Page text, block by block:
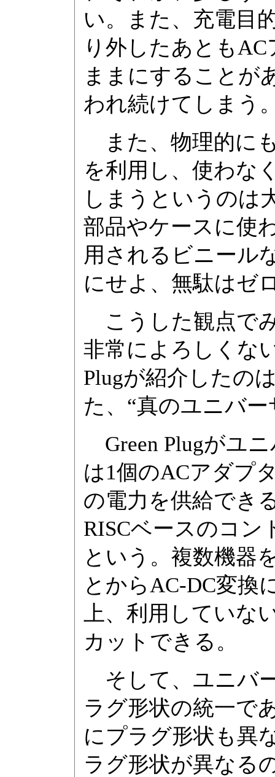
い。また、充電目
り外したあとも
ままにすることが
われ続けてしまう
また、物理的に
を利用し、使わな
しまうというのは
部品やケースに使
用されるビニール
にせよ、無駄はゼ
こうした観点で
非常によろしくな
Plugが紹介したの
た、“真のユニバ
Green Plugがユ
は1個のACアダプ
の電力を供給でき
RISCベースのコ
という。複数機器
とからAC-DC変換
上、利用していな
カットできる。
そして、ユニバ
ラグ形状の統一で
にプラグ形状も異
ラグ形状が異なる